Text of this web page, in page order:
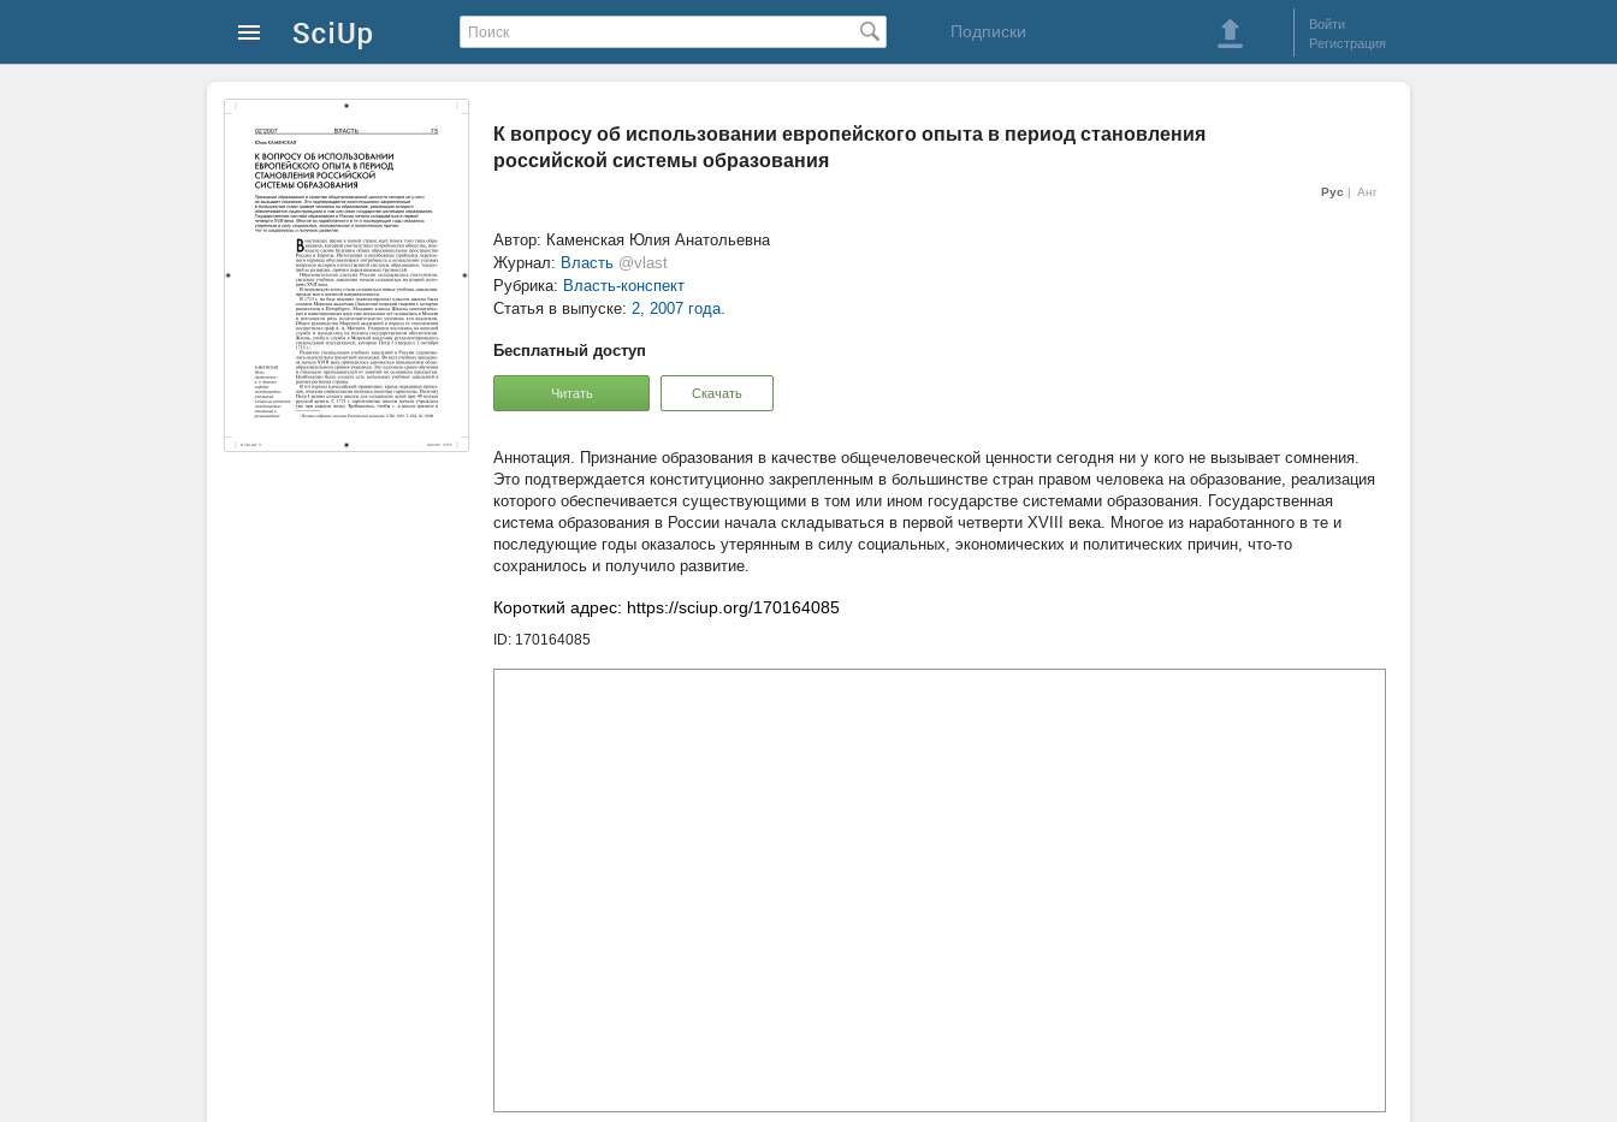
Подписки
Войти
Регистрация
К вопросу об использовании европейского опыта в период становления
российской системы образования
Рус Анг
Автор: Каменская Юлия Анатольевна
Журнал: Власть @vlast
Рубрика: Власть-конспект
Статья в выпуске: 2, 2007 года.
Бесплатный доступ
Читать Скачать
Признание образования в качестве общечеловеческой ценности сегодня ни у кого не вызывает сомнения.
Это подтверждается конституционно закрепленным в большинстве стран правом человека на образование, реализация
которого обеспечивается существующими в том или ином государстве системами образования. Государственная
система образования в России начала складываться в первой четверти XVIII века. Многое из наработанного в те и
последующие годы оказалось утерянным в силу социальных, экономических и политических причин, что-то
сохранилось и получило развитие.
Короткий адрес: https://sciup.org/170164085
ID: 170164085